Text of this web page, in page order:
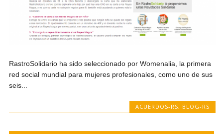
RastroSolidario ha sido seleccionado por Womenalia, la primera
red social mundial para mujeres profesionales, como uno de sus
seis...
ACUERDOS-RS, BLOG-RS